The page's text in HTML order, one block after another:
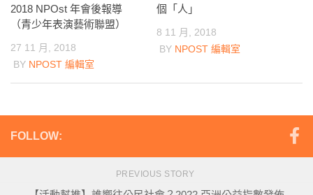
2018 NPOst 年會後報導
（青少年表演藝術聯盟）
27 11 月, 2018
BY NPOST 編輯室
個「人」
8 11 月, 2018
BY NPOST 編輯室
FOLLOW:
PREVIOUS STORY